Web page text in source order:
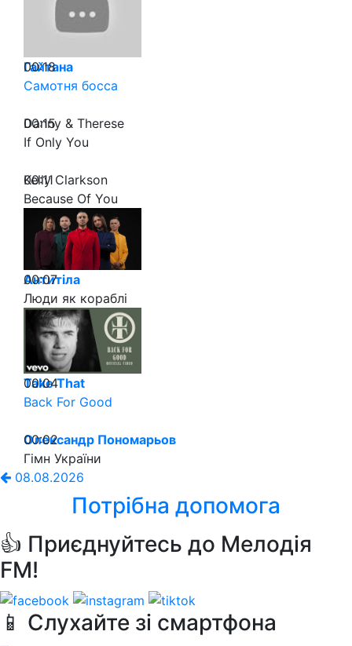
00:18
Гайтана
Самотня босса
00:15
Danny & Therese
If Only You
00:11
Kelly Clarkson
Because Of You
00:07
Антитіла
Люди як кораблі
00:04
Take That
Back For Good
00:02
Олександр Пономарьов
Гімн України
08.08.2026
Потрібна допомога
👍 Приєднуйтесь до Мелодія
FM!
📱 Слухайте зі смартфона